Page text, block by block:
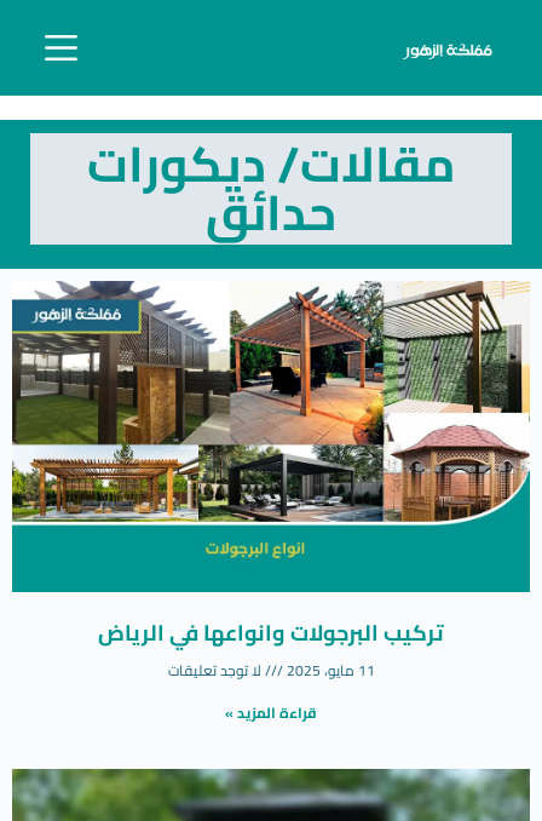
مقالات/ ديكورات
حدائق
تركيب البرجولات وانواعها في الرياض
11 مايو، 2025
لا توجد تعليقات
قراءة المزيد »